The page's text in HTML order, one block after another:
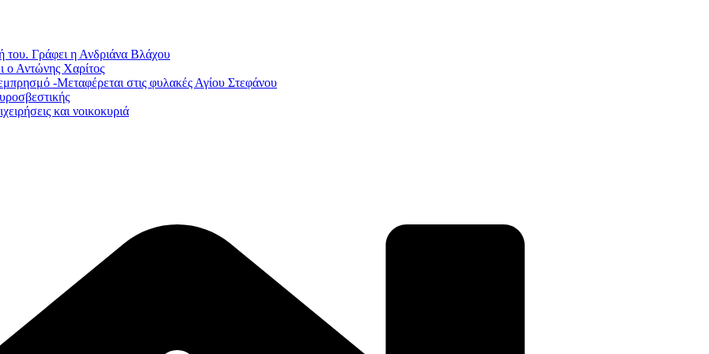
του. Γράφει η Ανδριάνα Βλάχου
ο Αντώνης Χαρίτος
-Μεταφέρεται στις φυλακές Αγίου Στεφάνου
και νοικοκυριά